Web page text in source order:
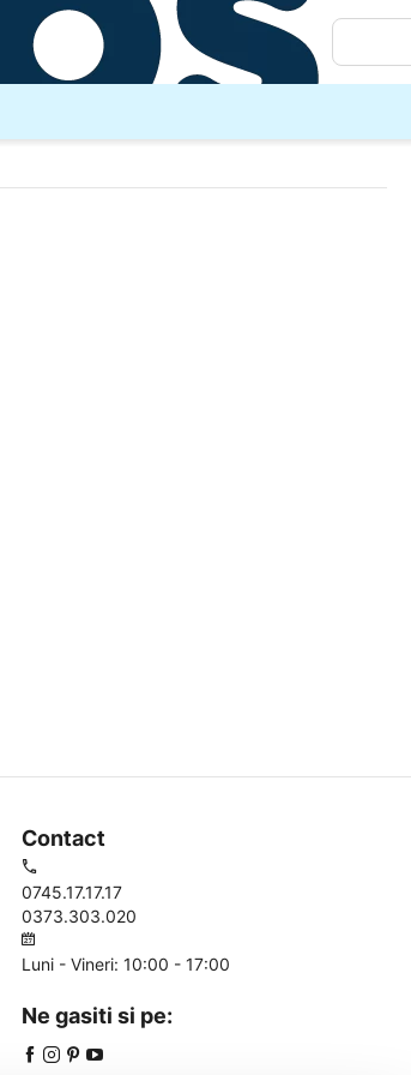
Contact
0745.17.17.17
0373.303.020
Luni - Vineri: 10:00 - 17:00
Ne gasiti si pe: